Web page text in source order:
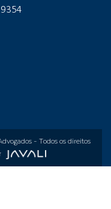
- Todos os direitos